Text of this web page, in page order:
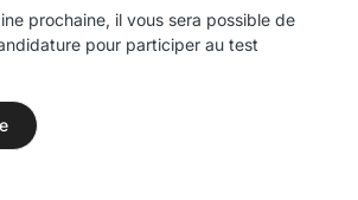
prochaine, il vous sera possible de
pour participer au test